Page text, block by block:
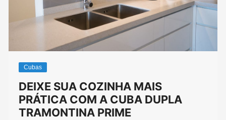
Cubas
DEIXE SUA COZINHA MAIS
PRÁTICA COM A CUBA DUPLA
TRAMONTINA PRIME